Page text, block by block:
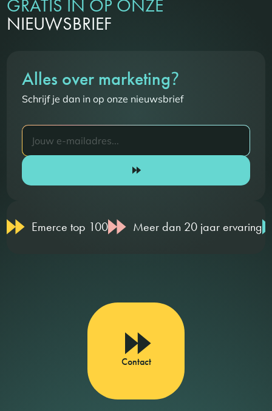
GRATIS IN OP ONZE
NIEUWSBRIEF
Alles over marketing?
Schrijf je dan in op onze nieuwsbrief
Emerce top 100 Meer dan 20 jaar ervaring
Contact